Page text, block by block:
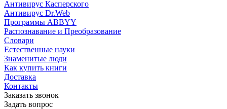
Антивирус Касперского
Антивирус Dr.Web
Программы ABBYY
Распознавание и Преобразование
Словари
Естественные науки
Знаменитые люди
Как купить книги
Доставка
Контакты
Заказать звонок
Задать вопрос